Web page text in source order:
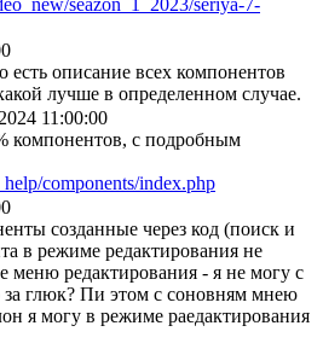
есть описание всех компонентов
лучше в определенном случае.
11:00:00
компонентов, с подробным
components/index.php
созданные через код (поиск и
в режиме редактирования не
меню редактирования - я не могу с
за глюк? Пи этом с соновням мнею
я могу в режиме раедактирования